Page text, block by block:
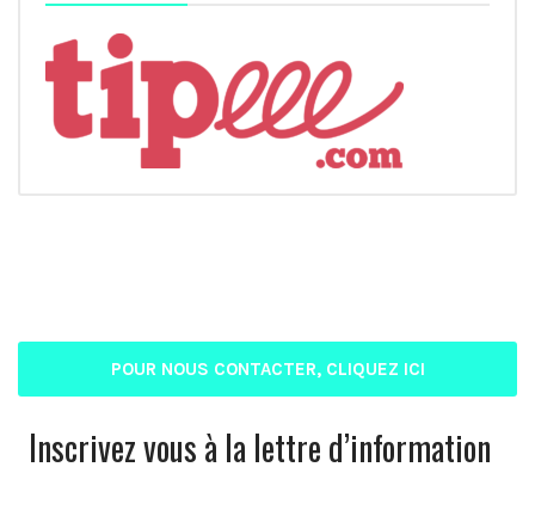
POUR NOUS CONTACTER, CLIQUEZ ICI
Inscrivez vous à la lettre d’information